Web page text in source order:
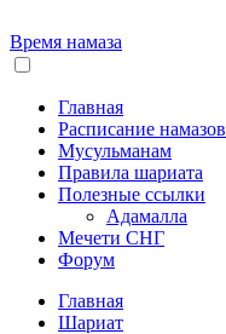
Время намаза
Главная
Расписание намазов
Мусульманам
Правила шариата
Полезные ссылки
Адамалла
Мечети СНГ
Форум
Главная
Шариат